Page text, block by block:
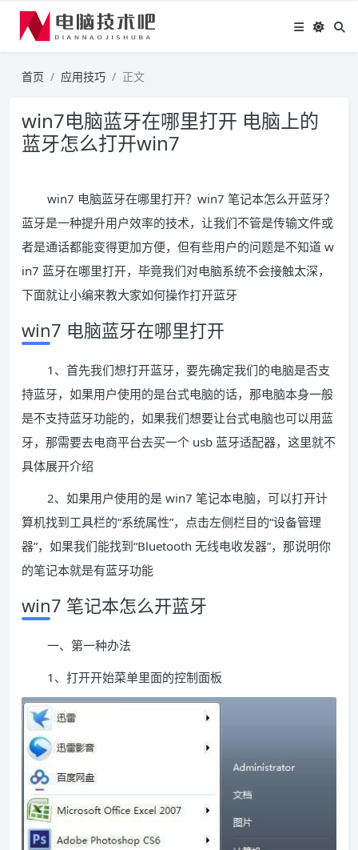
首页 应用技巧 正文
win7电脑蓝牙在哪里打开 电脑上的
蓝牙怎么打开win7
win7 电脑蓝牙在哪里打开？win7 笔记本怎么开蓝牙？
蓝牙是一种提升用户效率的技术，让我们不管是传输文件或
者是通话都能变得更加方便，但有些用户的问题是不知道 w
in7 蓝牙在哪里打开，毕竟我们对电脑系统不会接触太深，
下面就让小编来教大家如何操作打开蓝牙
win7 电脑蓝牙在哪里打开
1、首先我们想打开蓝牙，要先确定我们的电脑是否支
持蓝牙，如果用户使用的是台式电脑的话，那电脑本身一般
是不支持蓝牙功能的，如果我们想要让台式电脑也可以用蓝
牙，那需要去电商平台去买一个 usb 蓝牙适配器，这里就不
具体展开介绍
2、如果用户使用的是 win7 笔记本电脑，可以打开计
算机找到工具栏的“系统属性”，点击左侧栏目的“设备管理
器”，如果我们能找到“Bluetooth 无线电收发器”，那说明你
的笔记本就是有蓝牙功能
win7 笔记本怎么开蓝牙
一、第一种办法
1、打开开始菜单里面的控制面板